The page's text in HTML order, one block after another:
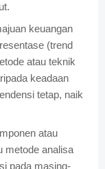
keuangan
(trend
atau teknik
keadaan
tetap, naik
atau
metode analisa
pada masing-